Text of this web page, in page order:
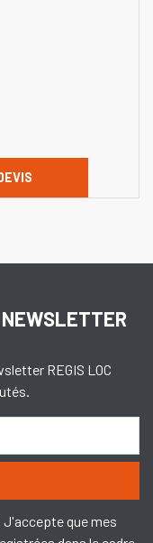
REGIS LOC
J'accepte que mes